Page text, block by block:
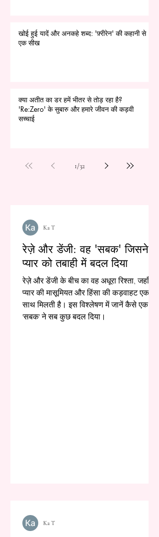
खोई हुई यादें और अनकहे शब्द: 'फ़्रीरेन' की कहानी से
एक सीख
क्या अतीत का डर हमें भीतर से तोड़ रहा है?
'Re:Zero' के सुबारु और हमारे जीवन की कड़वी
सच्चाई
1/32
रेज़े और डेंजी: वह 'सबक' जिसने
प्यार को तबाही में बदल दिया
रेज़े और डेंजी के बीच का वह अधूरा रिश्ता, जहाँ
प्यार की मासूमियत और हिंसा की कड़वाहट एक
साथ मिलती है। इस विश्लेषण में जानें कैसे एक
'सबक' ने सब कुछ बदल दिया।
Ka T
Ka T